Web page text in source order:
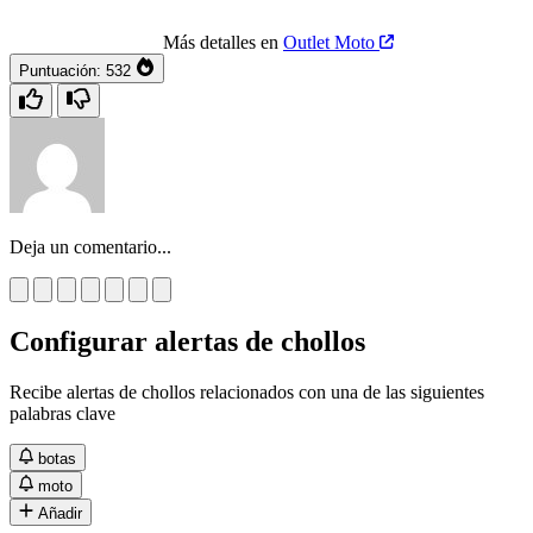
Más detalles en Outlet Moto
Puntuación: 532
Deja un comentario...
Configurar alertas de chollos
Recibe alertas de chollos relacionados con una de las siguientes
palabras clave
botas
moto
Añadir